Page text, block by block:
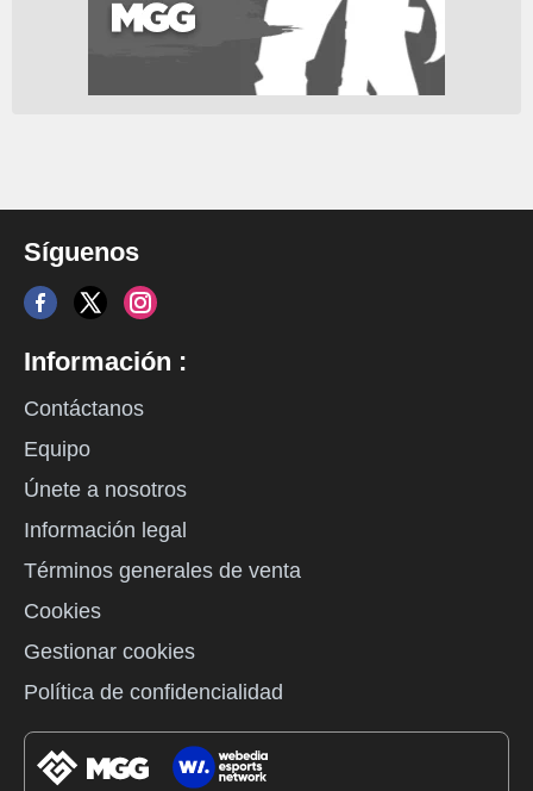
Síguenos
Información :
Contáctanos
Equipo
Únete a nosotros
Información legal
Términos generales de venta
Cookies
Gestionar cookies
Política de confidencialidad